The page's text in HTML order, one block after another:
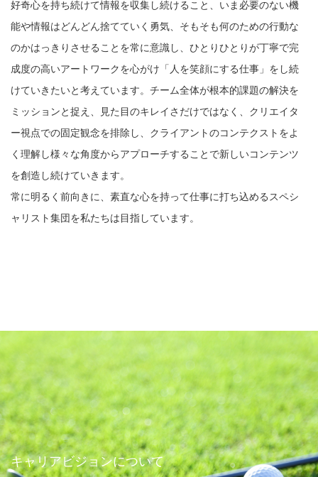
好奇心を持ち続けて情報を収集し続けること、いま必要のない機
能や情報はどんどん捨てていく勇気、そもそも何のための行動な
のかはっきりさせることを常に意識し、ひとりひとりが丁寧で完
成度の高いアートワークを心がけ「人を笑顔にする仕事」をし続
けていきたいと考えています。チーム全体が根本的課題の解決を
ミッションと捉え、見た目のキレイさだけではなく、クリエイタ
ー視点での固定観念を排除し、クライアントのコンテクストをよ
く理解し様々な角度からアプローチすることで新しいコンテンツ
を創造し続けていきます。
常に明るく前向きに、素直な心を持って仕事に打ち込めるスペシ
ャリスト集団を私たちは目指しています。
キャリアビジョンについて